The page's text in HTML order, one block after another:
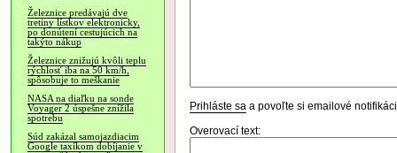
Železnice predávajú dve
tretiny lístkov elektronicky,
po donútení cestujúcich na
takýto nákup
Železnice znižujú kvôli teplu
rýchlosť iba na 50 km/h,
spôsobuje to meškanie
NASA na diaľku na sonde
Voyager 2 úspešne znížila
spotrebu
Súd zakázal samojazdiacim
Google taxíkom dobíjanie v
Prihláste sa a povoľte si emailové
Overovací text: